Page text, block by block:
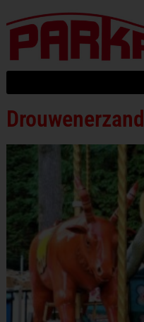
Drouwenerzand